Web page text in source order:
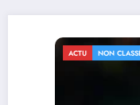
NON CLASSÉ